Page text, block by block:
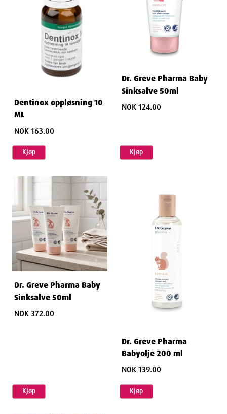
Dentinox oppløsning 10
ML
NOK 163.00
Kjøp
Dr. Greve Pharma Baby
Sinksalve 50ml
NOK 124.00
Kjøp
Dr. Greve Pharma Baby
Sinksalve 50ml
NOK 372.00
Kjøp
Dr. Greve Pharma
Babyolje 200 ml
NOK 139.00
Kjøp